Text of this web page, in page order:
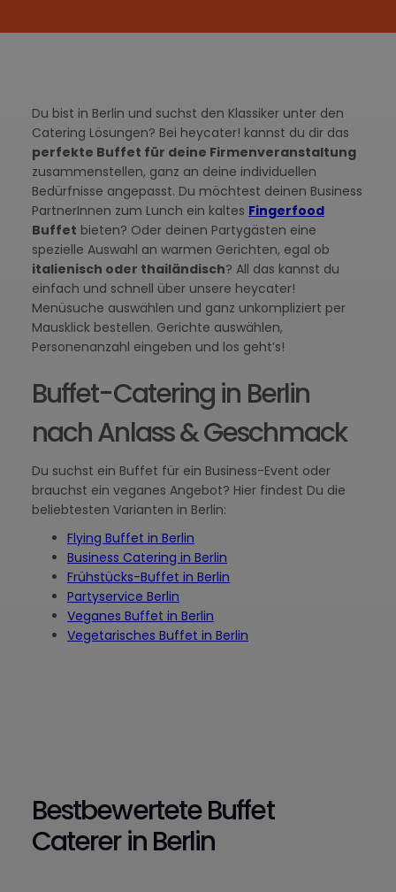
Du bist in Berlin und suchst den Klassiker unter den
Catering Lösungen? Bei heycater! kannst du dir das
perfekte Buffet für deine Firmenveranstaltung
zusammenstellen, ganz an deine individuellen
Bedürfnisse angepasst. Du möchtest deinen Business
PartnerInnen zum Lunch ein kaltes Fingerfood
Buffet bieten? Oder deinen Partygästen eine
spezielle Auswahl an warmen Gerichten, egal ob
italienisch oder thailändisch? All das kannst du
einfach und schnell über unsere heycater!
Menüsuche auswählen und ganz unkompliziert per
Mausklick bestellen. Gerichte auswählen,
Personenanzahl eingeben und los geht’s!
Buffet-Catering in Berlin
nach Anlass & Geschmack
Du suchst ein Buffet für ein Business-Event oder
brauchst ein veganes Angebot? Hier findest Du die
beliebtesten Varianten in Berlin:
Flying Buffet in Berlin
Business Catering in Berlin
Frühstücks-Buffet in Berlin
Partyservice Berlin
Veganes Buffet in Berlin
Vegetarisches Buffet in Berlin
Bestbewertete Buffet
Caterer in Berlin